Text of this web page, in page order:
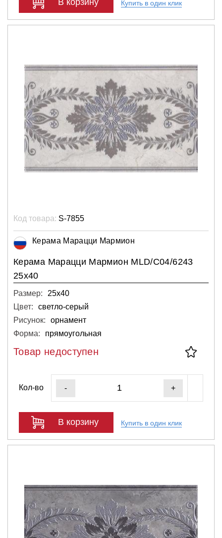
В корзину Купить в один клик
Код товара: S-7855
Керама Марацци Мармион
Керама Марацци Мармион MLD/C04/6243
25х40
Размер:
25х40
Цвет:
светло-серый
Рисунок:
орнамент
Форма:
прямоугольная
Товар недоступен
Кол-во - +
В корзину Купить в один клик